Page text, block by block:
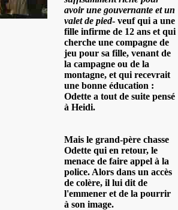
avoir une gouvernante et un
valet de pied- veuf qui a une
fille infirme de 12 ans et qui
cherche une compagne de
jeu pour sa fille, venant de
la campagne ou de la
montagne, et qui recevrait
une bonne éducation :
Odette a tout de suite pensé
à Heidi.
Mais le grand-père chasse
Odette qui en retour, le
menace de faire appel à la
police. Alors dans un accès
de colère, il lui dit de
l'emmener et de la pourrir
à son image.